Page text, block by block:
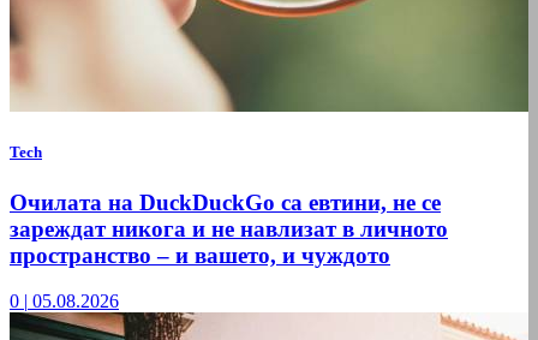
Tech
Очилата на DuckDuckGo са евтини, не се
зареждат никога и не навлизат в личното
пространство – и вашето, и чуждото
0 | 05.08.2026